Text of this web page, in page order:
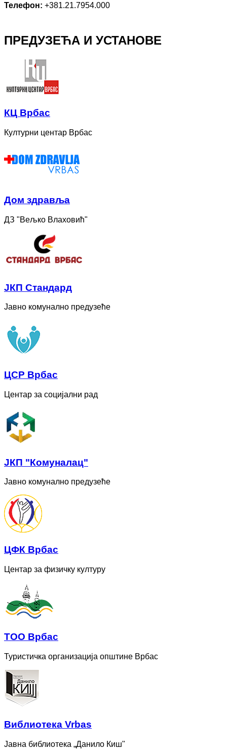
Телефон: +381.21.7954.000
ПРЕДУЗЕЋА И УСТАНОВЕ
КЦ Врбас
Културни центар Врбас
Дом здравља
ДЗ "Вељко Влаховић"
ЈКП Стандард
Јавно комунално предузеће
ЦСР Врбас
Центар за социјални рад
ЈКП "Комуналац"
Јавно комунално предузеће
ЦФК Врбас
Центар за физичку културу
ТОО Врбас
Туристичка организација општине Врбас
Bиблиотека Vrbas
Јавна библиотека „Данило Киш"